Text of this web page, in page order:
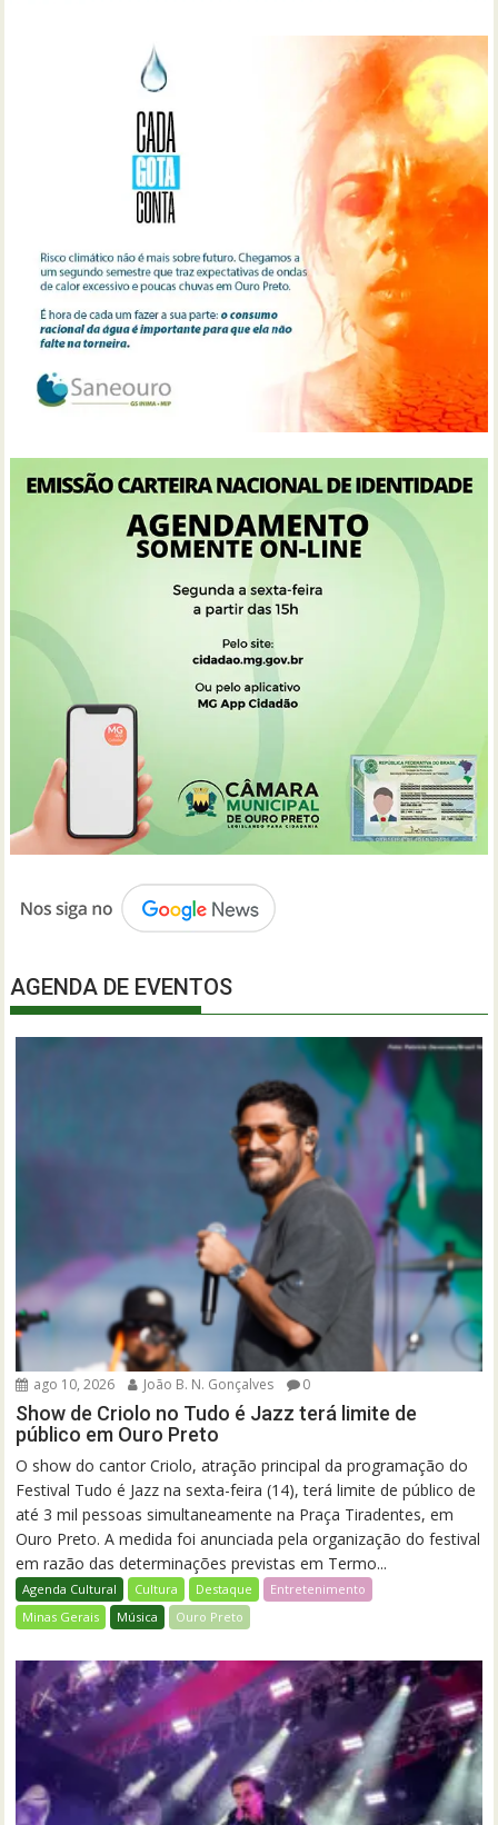
AGENDA DE EVENTOS
ago 10, 2026 João B. N. Gonçalves 0
Show de Criolo no Tudo é Jazz terá limite de
público em Ouro Preto
O show do cantor Criolo, atração principal da programação do
Festival Tudo é Jazz na sexta-feira (14), terá limite de público de
até 3 mil pessoas simultaneamente na Praça Tiradentes, em
Ouro Preto. A medida foi anunciada pela organização do festival
em razão das determinações previstas em Termo...
Agenda Cultural Cultura Destaque
Entretenimento
Minas Gerais
Música Ouro Preto